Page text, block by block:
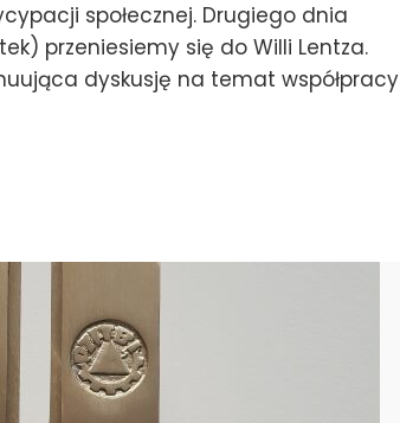
społecznej. Drugiego dnia
przeniesiemy się do Willi Lentza.
dyskusję na temat współpracy